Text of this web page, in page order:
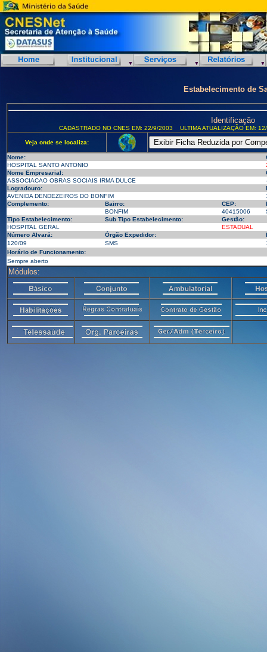
Estabelecimento de
Identificação
CADASTRADO NO CNES EM: 22/9/2003 ULTIMA ATUALIZAÇÃO EM:
Veja onde se localiza:
Nome:
HOSPITAL SANTO ANTONIO
Nome Empresarial:
ASSOCIACAO OBRAS SOCIAIS IRMA DULCE
Logradouro:
AVENIDA DENDEZEIROS DO BONFIM
Complemento:
Bairro: CEP:
BONFIM
40415006
Tipo Estabelecimento:
Sub Tipo Estabelecimento:
Gestão:
HOSPITAL GERAL
ESTADUAL
Número Alvará:
Órgão Expedidor:
120/09
SMS
Horário de Funcionamento:
Sempre aberto
Módulos: